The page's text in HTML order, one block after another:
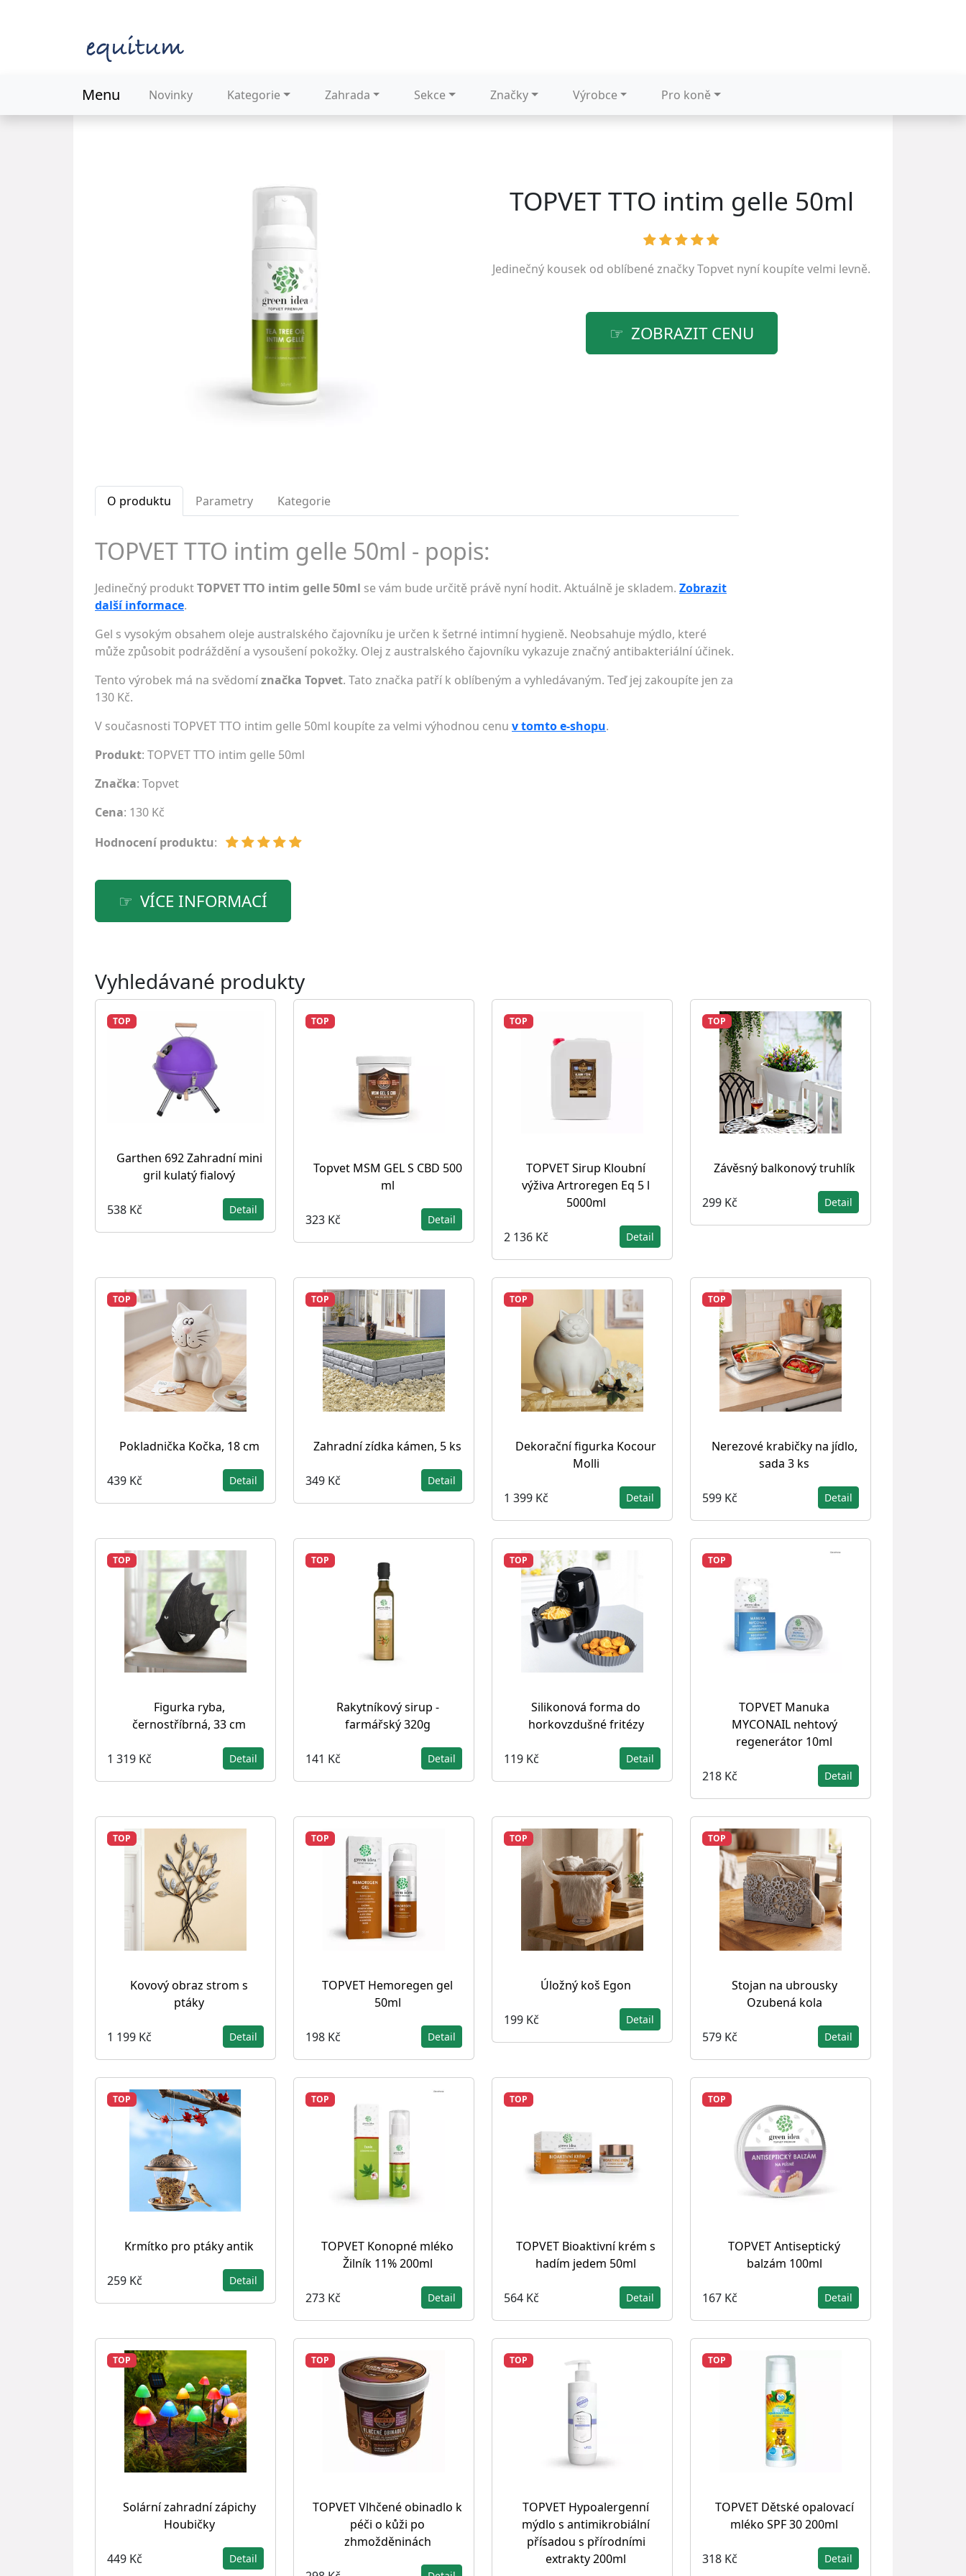
Menu Novinky Kategorie Zahrada Sekce Značky Výrobce Pro koně
TOPVET TTO intim gelle 50ml
Jedinečný kousek od oblíbené značkyTopvet nyní koupíte velmi levně.
ZOBRAZIT CENU
O produktu Parametry Kategorie
TOPVET TTO intim gelle 50ml - popis:
Jedinečný produktTOPVET TTO intim gelle 50ml se vám bude určitě právě nyní hodit. Aktuálně je skladem. Zobrazit
další informace.
Gel s vysokým obsahem oleje australského čajovníku je určen k šetrné intimní hygieně. Neobsahuje mýdlo, které
může způsobit podráždění a vysoušení pokožky. Olej z australského čajovníku vykazuje značný antibakteriální účinek.
Tento výrobek má na svědomíznačka Topvet. Tato značka patří k oblíbeným a vyhledávaným. Teď jej zakoupíte jen za
130 Kč.
V současnosti TOPVET TTO intim gelle 50ml koupíte za velmi výhodnou cenu v tomto e-shopu.
Produkt: TOPVET TTO intim gelle 50ml
Značka: Topvet
Cena: 130 Kč
Hodnocení produktu:
VÍCE INFORMACÍ
Vyhledávané produkty
TOP
Garthen 692 Zahradní mini
gril kulatý fialový
538 Kč Detail
TOP
Topvet MSM GEL S CBD 500
ml
323 Kč Detail
TOP
TOPVET Sirup Kloubní
výživa Artroregen Eq 5 l
5000ml
2 136 Kč Detail
TOP
Závěsný balkonový truhlík
299 Kč Detail
TOP
Pokladnička Kočka, 18 cm
439 Kč Detail
TOP
Zahradní zídka kámen, 5 ks
349 Kč Detail
TOP
Dekorační figurka Kocour
Molli
1 399 Kč Detail
TOP
Nerezové krabičky na jídlo,
sada 3 ks
599 Kč Detail
TOP
Figurka ryba,
černostříbrná, 33 cm
1 319 Kč Detail
TOP
Rakytníkový sirup -
farmářský 320g
141 Kč Detail
TOP
Silikonová forma do
horkovzdušné fritézy
119 Kč Detail
TOP
TOPVET Manuka
MYCONAIL nehtový
regenerátor 10ml
218 Kč Detail
TOP
Kovový obraz strom s
ptáky
1 199 Kč Detail
TOP
TOPVET Hemoregen gel
50ml
198 Kč Detail
TOP
Úložný koš Egon
199 Kč Detail
TOP
Stojan na ubrousky
Ozubená kola
579 Kč Detail
TOP
Krmítko pro ptáky antik
259 Kč Detail
TOP
TOPVET Konopné mléko
Žilník 11% 200ml
273 Kč Detail
TOP
TOPVET Bioaktivní krém s
hadím jedem 50ml
564 Kč Detail
TOP
TOPVET Antiseptický
balzám 100ml
167 Kč Detail
TOP
Solární zahradní zápichy
Houbičky
449 Kč Detail
TOP
TOPVET Vlhčené obinadlo k
péči o kůži po
zhmožděninách
TOP
TOPVET Hypoalergenní
mýdlo s antimikrobiální
přísadou s přírodními
extrakty 200ml
TOP
TOPVET Dětské opalovací
mléko SPF 30 200ml
318 Kč Detail